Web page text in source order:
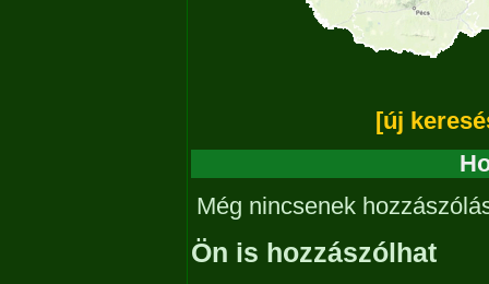
[új
Még nincsenek
Ön is hozzászólhat